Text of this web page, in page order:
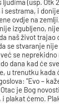
(usp. Otk
sestrama, i
ovdje na
izgubljeno,
naš život trajao
se stvaranje
se
dana kad će
u trenutku kada
"Evo –
je Bog
plakat ćemo.